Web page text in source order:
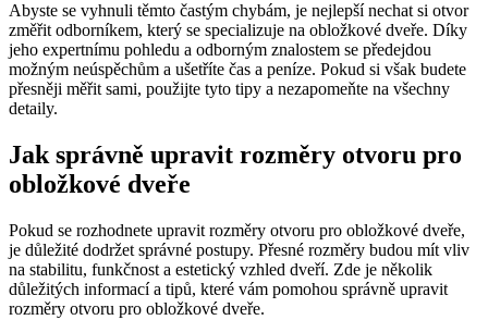
Abyste se vyhnuli těmto častým chybám, je nejlepší nechat si otvor
změřit odborníkem, který se specializuje na obložkové dveře. Díky
jeho expertnímu pohledu a odborným znalostem se předejdou
možným neúspěchům a ušetříte čas a peníze. Pokud si však budete
přesněji měřit sami, použijte tyto tipy a nezapomeňte na všechny
detaily.
Jak správně upravit rozměry otvoru pro
obložkové dveře
Pokud se rozhodnete upravit rozměry otvoru pro obložkové dveře,
je důležité dodržet správné postupy. Přesné rozměry budou mít vliv
na stabilitu, funkčnost a estetický vzhled dveří. Zde je několik
důležitých informací a tipů, které vám pomohou správně upravit
rozměry otvoru pro obložkové dveře.